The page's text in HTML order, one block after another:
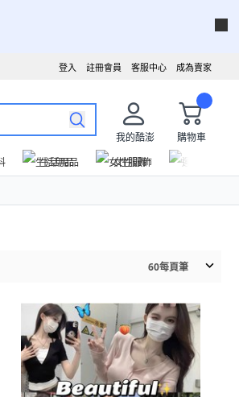
成為賣家
客服中心
註冊會員
登入
我的酷澎
購物車
生活用品 女性服飾
60每頁筆